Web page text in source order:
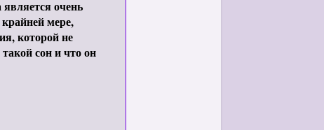
очень
мере,
которой не
сон и что он